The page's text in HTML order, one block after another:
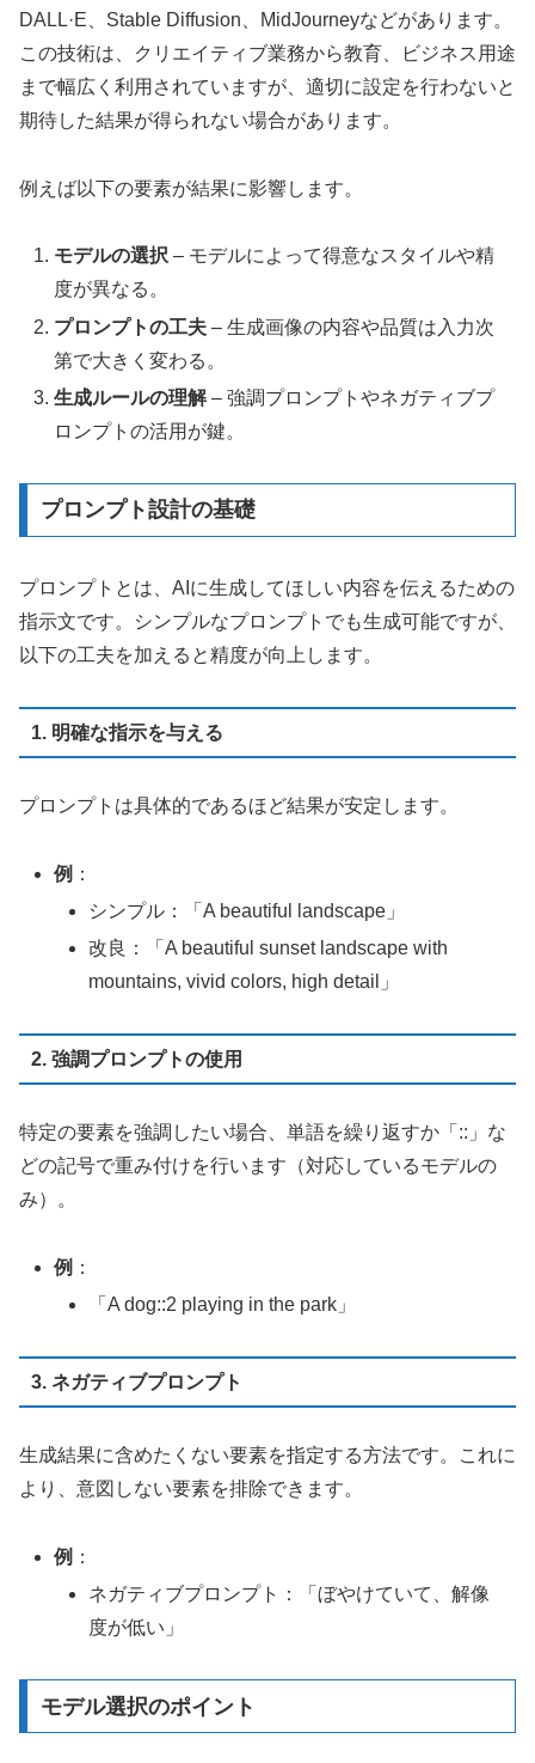
DALL·E、Stable Diffusion、MidJourneyなどがあります。
この技術は、クリエイティブ業務から教育、ビジネス用途
まで幅広く利用されていますが、適切に設定を行わないと
期待した結果が得られない場合があります。
例えば以下の要素が結果に影響します。
モデルの選択 – モデルによって得意なスタイルや精
度が異なる。
プロンプトの工夫 – 生成画像の内容や品質は入力次
第で大きく変わる。
生成ルールの理解– 強調プロンプトやネガティブプ
ロンプトの活用が鍵。
プロンプト設計の基礎
プロンプトとは、AIに生成してほしい内容を伝えるための
指示文です。シンプルなプロンプトでも生成可能ですが、
以下の工夫を加えると精度が向上します。
1. 明確な指示を与える
プロンプトは具体的であるほど結果が安定します。
例 ：
シンプル：「A beautiful landscape」
改良：「A beautiful sunset landscape with
mountains, vivid colors, high detail」
2. 強調プロンプトの使用
特定の要素を強調したい場合、単語を繰り返すか「::」な
どの記号で重み付けを行います（対応しているモデルの
み）。
例 ：
「A dog::2 playing in the park」
3. ネガティブプロンプト
生成結果に含めたくない要素を指定する方法です。これに
より、意図しない要素を排除できます。
例 ：
ネガティブプロンプト：「ぼやけていて、解像
度が低い」
モデル選択のポイント